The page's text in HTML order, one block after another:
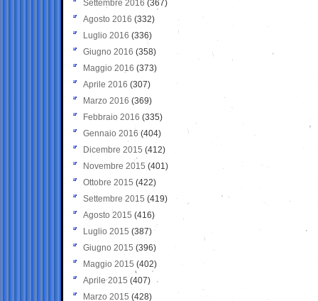
Settembre 2016 (367)
Agosto 2016 (332)
Luglio 2016 (336)
Giugno 2016 (358)
Maggio 2016 (373)
Aprile 2016 (307)
Marzo 2016 (369)
Febbraio 2016 (335)
Gennaio 2016 (404)
Dicembre 2015 (412)
Novembre 2015 (401)
Ottobre 2015 (422)
Settembre 2015 (419)
Agosto 2015 (416)
Luglio 2015 (387)
Giugno 2015 (396)
Maggio 2015 (402)
Aprile 2015 (407)
Marzo 2015 (428)